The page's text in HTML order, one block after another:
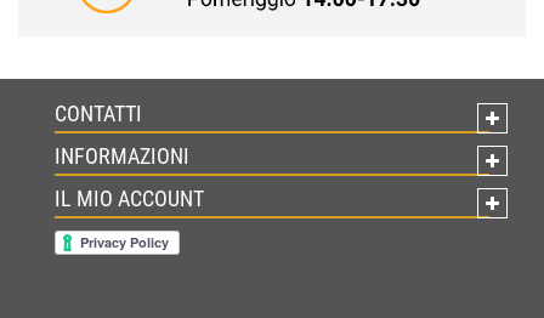
CONTATTI
INFORMAZIONI
IL MIO ACCOUNT